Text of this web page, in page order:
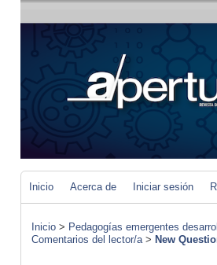
Inicio Acerca de Iniciar sesión
Inicio > Pedagogías emergentes
Comentarios del lector/a> New